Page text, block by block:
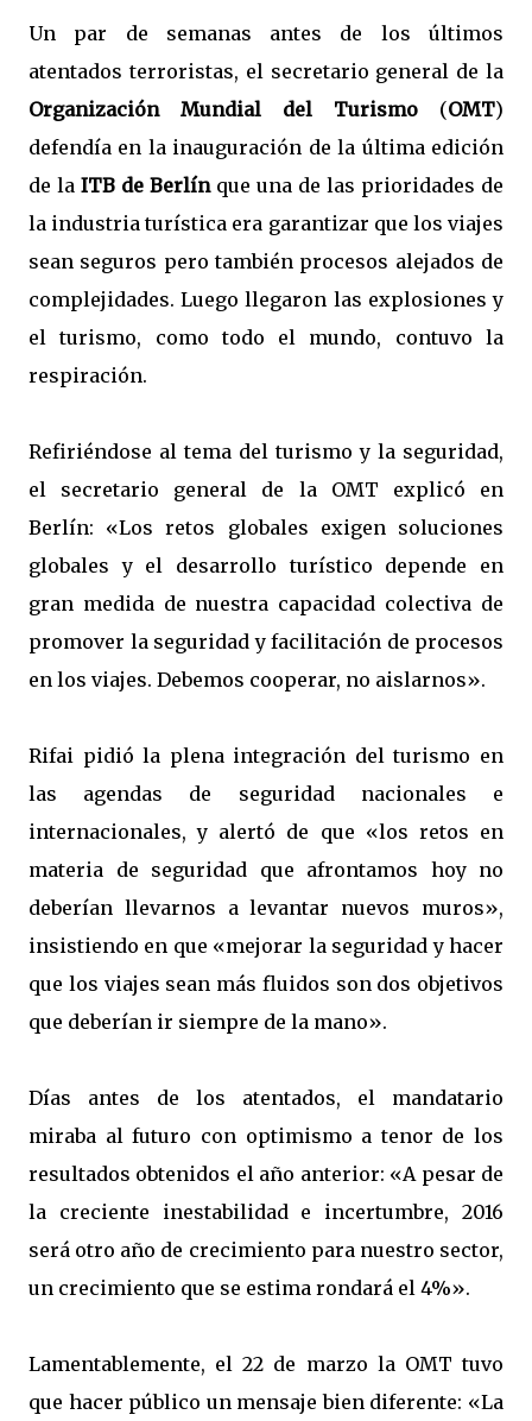
Un par de semanas antes de los últimos
atentados terroristas, el secretario general de la
Organización Mundial del Turismo (OMT)
defendía en la inauguración de la última edición
de la ITB de Berlínque una de las prioridades de
la industria turística era garantizar que los viajes
sean seguros pero también procesos alejados de
complejidades. Luego llegaron las explosiones y
el turismo, como todo el mundo, contuvo la
respiración.
Refiriéndose al tema del turismo y la seguridad,
el secretario general de la OMT explicó en
Berlín: «Los retos globales exigen soluciones
globales y el desarrollo turístico depende en
gran medida de nuestra capacidad colectiva de
promover la seguridad y facilitación de procesos
en los viajes. Debemos cooperar, no aislarnos».
Rifai pidió la plena integración del turismo en
las agendas de seguridad nacionales e
internacionales, y alertó de que «los retos en
materia de seguridad que afrontamos hoy no
deberían llevarnos a levantar nuevos muros»,
insistiendo en que «mejorar la seguridad y hacer
que los viajes sean más fluidos son dos objetivos
que deberían ir siempre de la mano».
Días antes de los atentados, el mandatario
miraba al futuro con optimismo a tenor de los
resultados obtenidos el año anterior: «A pesar de
la creciente inestabilidad e incertumbre, 2016
será otro año de crecimiento para nuestro sector,
un crecimiento que se estima rondará el 4%».
Lamentablemente, el 22 de marzo la OMT tuvo
que hacer público un mensaje bien diferente: «La